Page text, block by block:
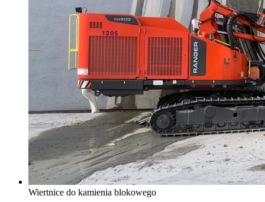
Wiertnice do kamienia blokowego